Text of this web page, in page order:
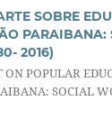
SOBRE
PARAIBANA:
2016)
ON POPULAR
SOCIAL